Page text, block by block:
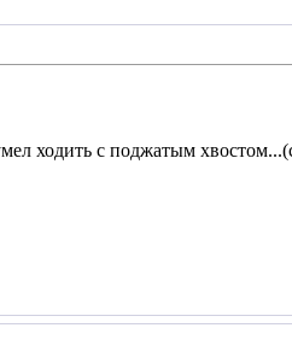
ходить с поджатым